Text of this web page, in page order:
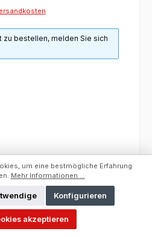
zu bestellen, melden Sie sich
um eine bestmögliche Erfahrung
Mehr Informationen ...
Konfigurieren
akzeptieren